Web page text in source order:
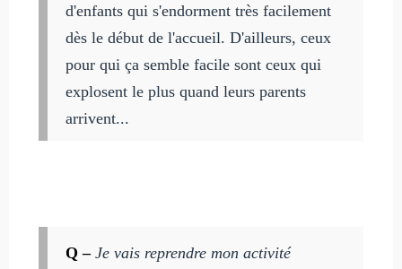
d'enfants qui s'endorment très facilement
dès le début de l'accueil. D'ailleurs, ceux
pour qui ça semble facile sont ceux qui
explosent le plus quand leurs parents
arrivent...
Q – Je vais reprendre mon activité